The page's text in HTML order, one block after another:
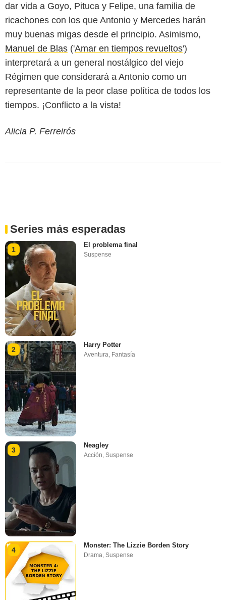
dar vida a Goyo, Pituca y Felipe, una familia de
ricachones con los que Antonio y Mercedes harán
muy buenas migas desde el principio. Asimismo,
Manuel de Blas ('Amar en tiempos revueltos')
interpretará a un general nostálgico del viejo
Régimen que considerará a Antonio como un
representante de la peor clase política de todos los
tiempos. ¡Conflicto a la vista!
Alicia P. Ferreirós
Series más esperadas
1
El problema final
Suspense
2
Harry Potter
Aventura, Fantasía
3
Neagley
Acción ,Suspense
4
Monster: The Lizzie Borden Story
Drama,Suspense